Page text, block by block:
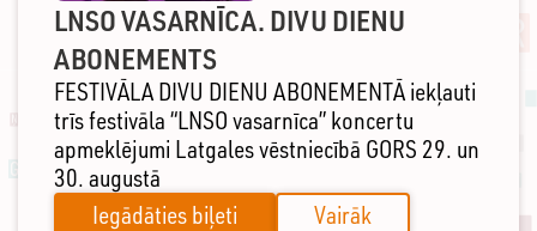
LNSO VASARNĪCA. DIVU DIENU
ABONEMENTS
FESTIVĀLA DIVU DIENU ABONEMENTĀ iekļauti
trīs festivāla “LNSO vasarnīca” koncertu
apmeklējumi Latgales vēstniecībā GORS 29. un
30. augustā
Iegādāties biļeti
Vairāk